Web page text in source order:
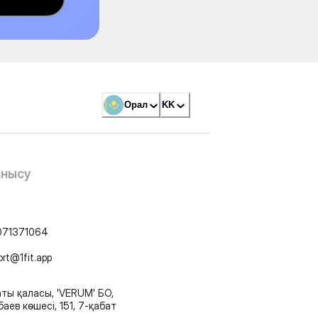
Орал KK
қаласы, 'VERUM' БО,
көшесі, 151, 7-қабат